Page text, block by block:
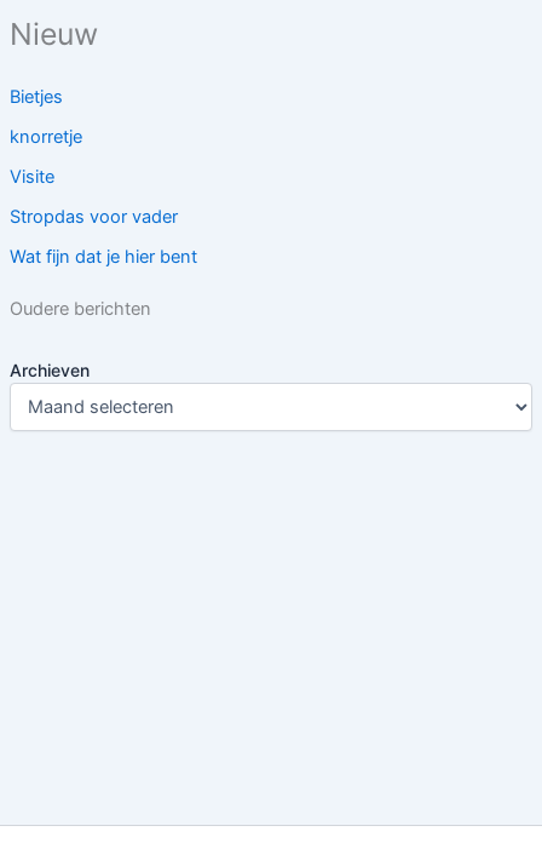
Nieuw
Bietjes
knorretje
Visite
Stropdas voor vader
Wat fijn dat je hier bent
Oudere berichten
Archieven